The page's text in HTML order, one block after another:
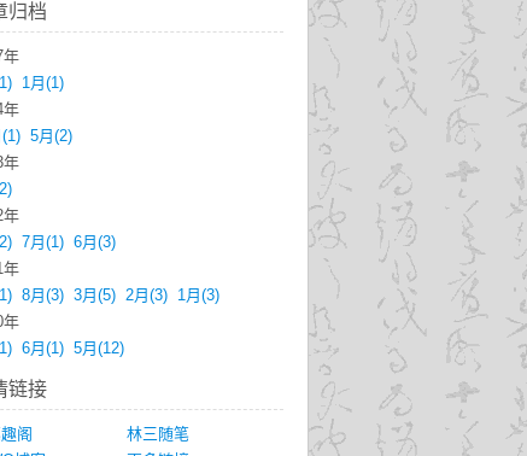
归档
年
1月 (1)
年
(1) 5月 (2)
年
年
7月 (1) 6月 (3)
年
8月 (3) 3月 (5) 2月 (3) 1月 (3)
年
6月 (1) 5月 (12)
链接
阁
林三随笔